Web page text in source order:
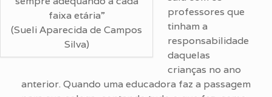
faixa etária”
(Sueli Aparecida de Campos
Silva)
professores que
tinham a
responsabilidade
daquelas
crianças no ano
anterior. Quando uma educadora faz a passagem